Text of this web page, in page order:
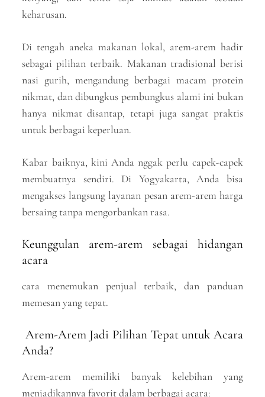
keharusan.
Di tengah aneka makanan lokal, arem-arem hadir
sebagai pilihan terbaik. Makanan tradisional berisi
nasi gurih, mengandung berbagai macam protein
nikmat, dan dibungkus pembungkus alami ini bukan
hanya nikmat disantap, tetapi juga sangat praktis
untuk berbagai keperluan.
Kabar baiknya, kini Anda nggak perlu capek-capek
membuatnya sendiri. Di Yogyakarta, Anda bisa
mengakses langsung layanan pesan arem-arem harga
bersaing tanpa mengorbankan rasa.
Keunggulan arem-arem sebagai hidangan
acara
cara menemukan penjual terbaik, dan panduan
memesan yang tepat.
Arem-Arem Jadi Pilihan Tepat untuk Acara
Anda?
Arem-arem memiliki banyak kelebihan yang
menjadikannya favorit dalam berbagai acara: